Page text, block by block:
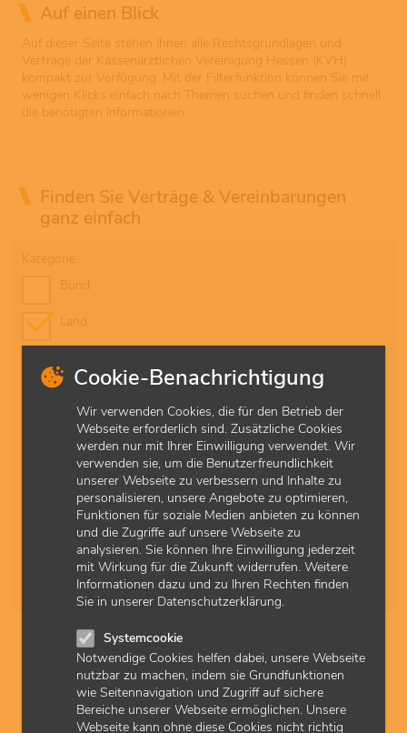
Cookie-Benachrichtigung
Wir verwenden Cookies, die für den Betrieb der
Webseite erforderlich sind. Zusätzliche Cookies
werden nur mit Ihrer Einwilligung verwendet. Wir
verwenden sie, um die Benutzerfreundlichkeit
unserer Webseite zu verbessern und Inhalte zu
personalisieren, unsere Angebote zu optimieren,
Funktionen für soziale Medien anbieten zu können
und die Zugriffe auf unsere Webseite zu
analysieren. Sie können Ihre Einwilligung jederzeit
mit Wirkung für die Zukunft widerrufen. Weitere
Informationen dazu und zu Ihren Rechten finden
Sie in unserer Datenschutzerklärung.
Systemcookie
Notwendige Cookies helfen dabei, unsere Webseite
nutzbar zu machen, indem sie Grundfunktionen
wie Seitennavigation und Zugriff auf sichere
Bereiche unserer Webseite ermöglichen. Unsere
Webseite kann ohne diese Cookies nicht richtig
Auf einen Blick
Auf dieser Seite stehen Ihnen alle Rechtsgrundlagen und
Verträge der Kassenärztlichen Vereinigung Hessen (KVH)
kompakt zur Verfügung. Mit der Filterfunktion können Sie mit
wenigen Klicks einfach nach Themen suchen und finden schnell
die benötigten Informationen.
Finden Sie Verträge & Vereinbarungen
ganz einfach
Kategorie
Bund
Land
DMP
Sonderverträge
Schnellzugriff
B C D E F G H I J
P Q R S T U V W X Y Z
Land
Jugendarbeitsschutzuntersuchungen
(Vertrag)